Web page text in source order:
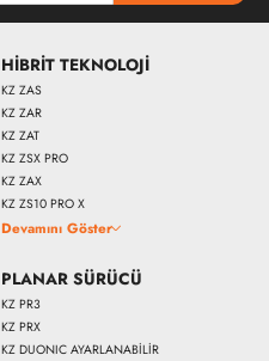
HİBRİT TEKNOLOJİ
KZ ZAS
KZ ZAR
KZ ZAT
KZ ZSX PRO
KZ ZAX
KZ ZS10 PRO X
Devamını Göster
PLANAR SÜRÜCÜ
KZ PR3
KZ PRX
KZ DUONIC AYARLANABİLİR